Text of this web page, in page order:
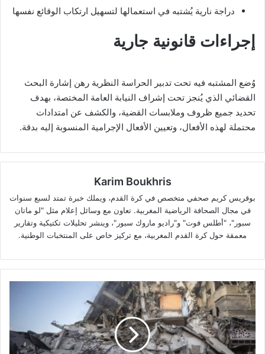
دراجة نارية يُشتبه في استعمالها لتسهيل ارتكاب الوقائع نفسها
إجراءات قانونية جارية
وُضع المشتبه فيه تحت تدبير الحراسة النظرية رهن إشارة البحث
القضائي الذي يُنجز تحت إشراف النيابة العامة المختصة، بهدف
تحديد جميع ظروف وملابسات القضية، والكشف عن امتدادات
محتملة لهذه الأفعال، وتعيين الأفعال الإجرامية المنسوبة إليه بدقة.
Karim Boukhris
بوقريس كريم صحفي متخصص في كرة القدم، ويملك خبرة تمتد لسبع سنوات
في مجال الصحافة الرياضية المغربية. تعاون مع وسائل إعلام مثل "لو ماتان
سبور"، "أطلس فوت" و"راديو ماروك سبور"، وينشر تحليلات تكتيكية وتقارير
معمقة حول كرة القدم المغربية، مع تركيز خاص على المنتخبات الوطنية.
الولايات
المتحدة
تعلن
الانطلاق
“الرسمي”
للمرحلة